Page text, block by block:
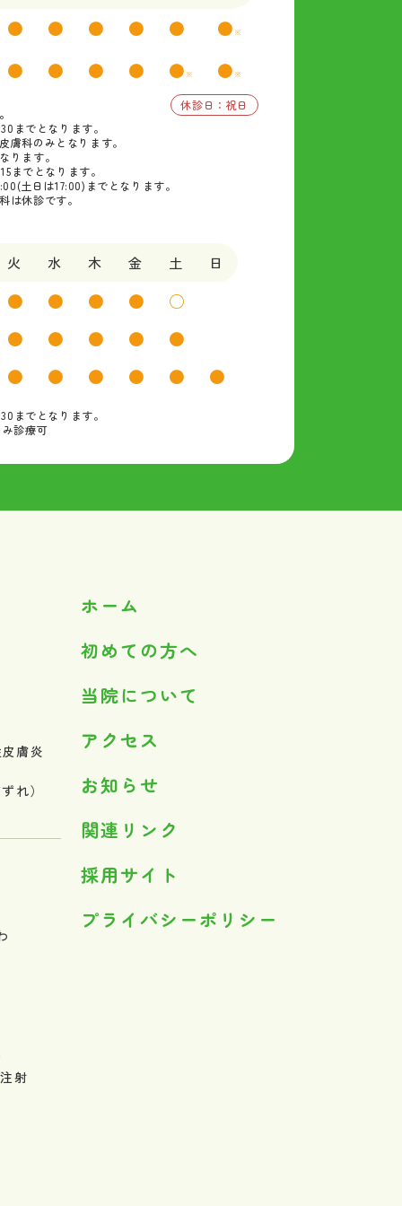
● ● ● ● ● ● ※
● ● ● ● ● ※ ● ※
休診日：祝日
までとなります。
膚科のみとなります。
ります。
までとなります。
土日は17:00)までとなります。
は休診です。
火 水 木 金 土 日
● ● ● ●
○
●
● ● ●
●
●
● ● ● ● ●
までとなります。
診療可
膚炎
れ）
射
ホーム
初めての方へ
当院について
アクセス
お知らせ
関連リンク
採用サイト
プライバシーポリシー